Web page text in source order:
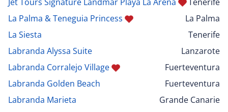
La Palma & Teneguia Princess
La Palma
La Siesta
Tenerife
Labranda Alyssa Suite
Lanzarote
Labranda Corralejo Village
Fuerteventura
Labranda Golden Beach
Fuerteventura
Labranda Marieta
Grande Canarie